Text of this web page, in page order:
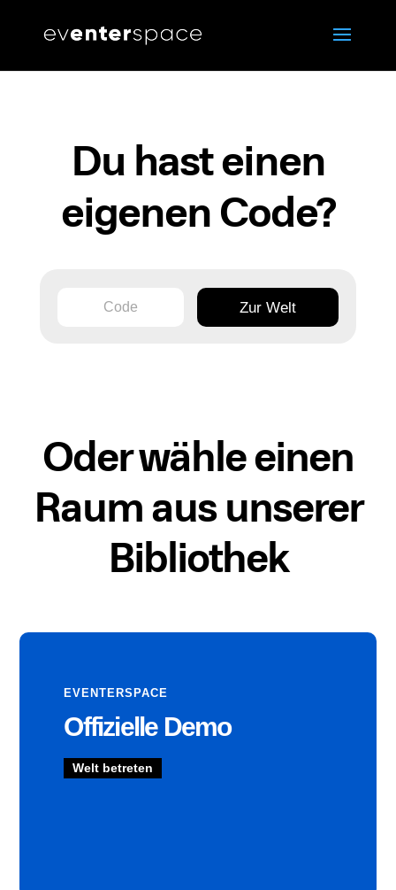
Du hast einen
eigenen Code?
Zur Welt
Oder wähle einen
Raum aus unserer
Bibliothek
EVENTERSPACE
Offizielle Demo
Welt betreten